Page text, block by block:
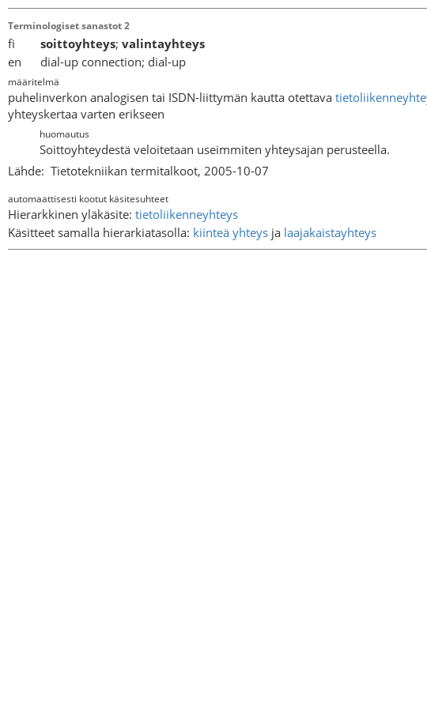
Terminologiset sanastot 2
fi soittoyhteys; valintayhteys
en dial-up connection; dial-up
määritelmä
puhelinverkon analogisen tai ISDN-liittymän kautta otettava
yhteyskertaa varten erikseen
huomautus
Soittoyhteydestä veloitetaan useimmiten yhteysajan perusteella.
Lähde: Tietotekniikan termitalkoot, 2005-10-07
automaattisesti kootut käsitesuhteet
Hierarkkinen yläkäsite: tietoliikenneyhteys
Käsitteet samalla hierarkiatasolla: kiinteä yhteys ja laajakaistayhteys